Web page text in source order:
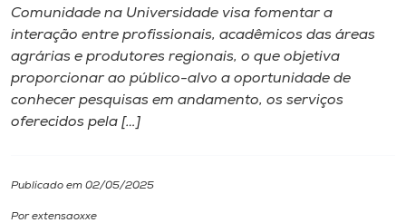
A
Unoesc
Internacionalização
Comunidade na Universidade visa fomentar a
interação entre profissionais, acadêmicos das áreas
agrárias e produtores regionais, o que objetiva
proporcionar ao público-alvo a oportunidade de
conhecer pesquisas em andamento, os serviços
oferecidos pela […]
Publicado em 02/05/2025
Por extensaoxxe